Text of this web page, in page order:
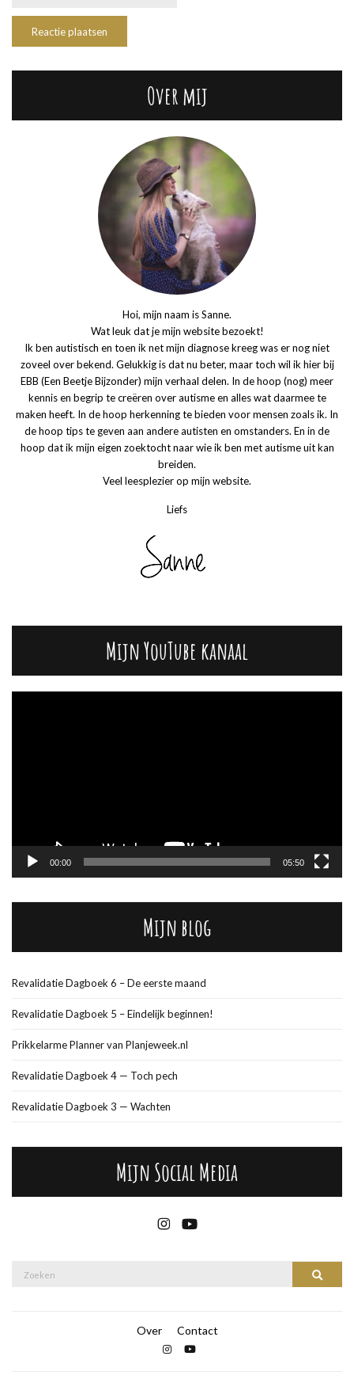
Over mij
Hoi, mijn naam is Sanne.
Wat leuk dat je mijn website bezoekt!
Ik ben autistisch en toen ik net mijn diagnose kreeg was er nog niet
zoveel over bekend. Gelukkig is dat nu beter, maar toch wil ik hier bij
EBB (Een Beetje Bijzonder) mijn verhaal delen. In de hoop (nog) meer
kennis en begrip te creëren over autisme en alles wat daarmee te
maken heeft. In de hoop herkenning te bieden voor mensen zoals ik. In
de hoop tips te geven aan andere autisten en omstanders. En in de
hoop dat ik mijn eigen zoektocht naar wie ik ben met autisme uit kan
breiden.
Veel leesplezier op mijn website.
Liefs
Mijn YouTube kanaal
00:00 05:50
Mijn blog
Revalidatie Dagboek 6 – De eerste maand
Revalidatie Dagboek 5 – Eindelijk beginnen!
Prikkelarme Planner van Planjeweek.nl
Revalidatie Dagboek 4 — Toch pech
Revalidatie Dagboek 3 — Wachten
Mijn Social Media
Over Contact